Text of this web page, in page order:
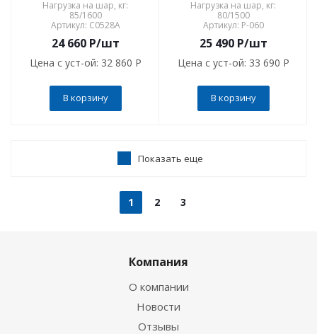
Нагрузка на шар, кг:
85/1600
Артикул: C0528A
24 660P/шт
Цена с уст-ой: 32 860 P
В корзину
Нагрузка на шар, кг:
80/1500
Артикул: P-060
25 490P/шт
Цена с уст-ой: 33 690 P
В корзину
Показать еще
1 2 3
Компания
О компании
Новости
Отзывы